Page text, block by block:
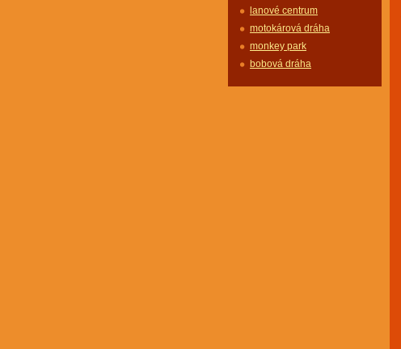
lanové centrum
motokárová dráha
monkey park
bobová dráha